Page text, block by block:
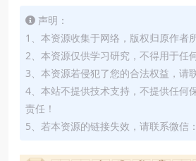
声明：
1、本资源收集于网络，版权归原作者
2、本资源仅供学习研究，不得用于任
3、本资源若侵犯了您的合法权益，请
4、本站不提供技术支持，不提供任何
责任！
5、若本资源的链接失效，请联系微信